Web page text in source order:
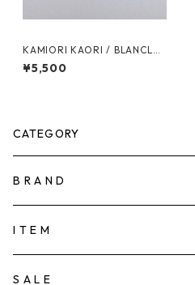
KAMIORI KAORI / BLANCLAI
TEUX REF7 EARRINGS
¥5,500
CATEGORY
B R A N D
KAMIORI KAORI
TOWAVASE
I T E M
ACCESSORY
S A L E